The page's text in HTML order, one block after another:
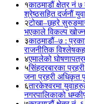
१काठमाडौं क्षेत्र नं
श्रेष्ठसहित दर्जनौं
२टोखा–छहरे
भएकाले विकल्प
३काठमाडौं–७ :
राजनीतिक
४एमालेको
५सिंहदरबारका
जना प्रहरी अधिकृत
६तारकेश्वरमा
नगरपालिकाको